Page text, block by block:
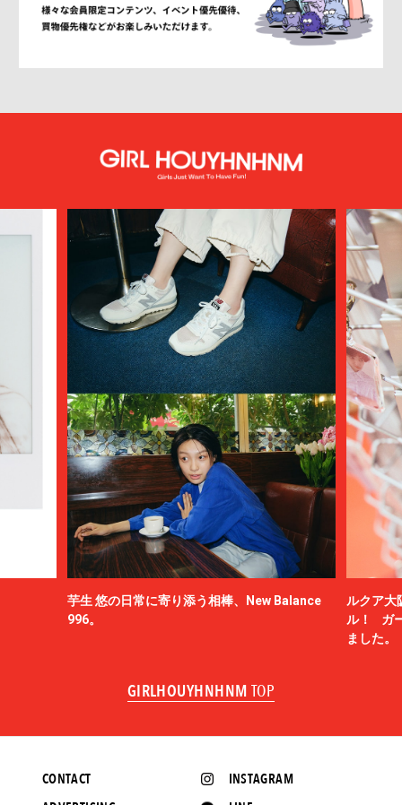
芋生 悠の日常に寄り添う相棒、New Balance
996。
ルクア大
ル！ ガ
ました。
GIRLHOUYHNHNM TOP
INSTAGRAM
CONTACT